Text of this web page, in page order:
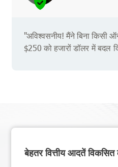
"अविश्वसनीय! मैंने बिना किसी
$250 को हजारों डॉलर में बदल
बेहतर वित्तीय आदतें